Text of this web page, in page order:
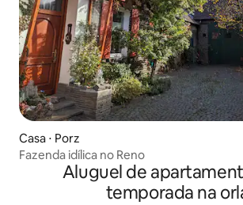
Casa ⋅ Porz
Fazenda idílica no Reno
Aluguel de
temporada na